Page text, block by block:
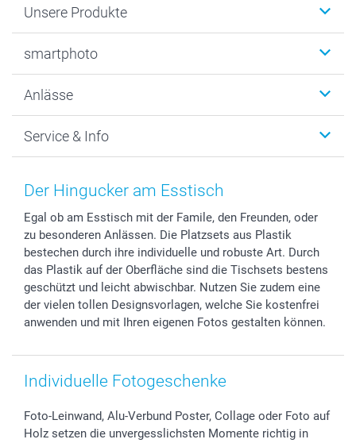
Unsere Produkte
Fotogeschenke
MyNameBook
Fotoabzüge, Fotos als Buch & Poster
Zubehör & Material
Sticker & Etiketten
Geschenk-Gutscheine (PDF)
smartphoto
Warum smartphoto
Datenschutz
AGB
Presse
Partnerprogramme
Investor Relations
B2B smartbusiness
Widerrufsrecht
Anlässe
Neujahr
Muttertag
Kommunion & Konfirmation
Hochzeit
Geburtstag
Geburt
Zu allen Anlässen
Service & Info
Preise und Versandkosten
48h Lieferung
Zahlungsmöglichkeiten
Anmelden /Registrieren
Sitemap
Status der Bestellung
smartfriends
Der Hingucker am Esstisch
Egal ob am Esstisch mit der Famile, den Freunden, oder
zu besonderen Anlässen. Die Platzsets aus Plastik
bestechen durch ihre individuelle und robuste Art. Durch
das Plastik auf der Oberfläche sind die Tischsets bestens
geschützt und leicht abwischbar. Nutzen Sie zudem eine
der vielen tollen Designsvorlagen, welche Sie kostenfrei
anwenden und mit Ihren eigenen Fotos gestalten können.
Individuelle Fotogeschenke
Foto-Leinwand, Alu-Verbund Poster, Collage oder Foto auf
Holz setzen die unvergesslichsten Momente richtig in